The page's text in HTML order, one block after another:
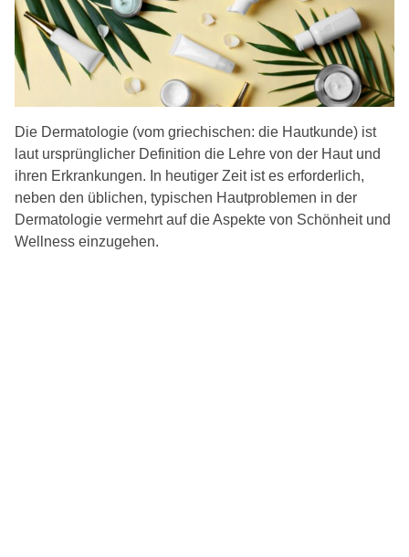
Die Dermatologie (vom griechischen: die Hautkunde) ist
laut ursprünglicher Definition die Lehre von der Haut und
ihren Erkrankungen. In heutiger Zeit ist es erforderlich,
neben den üblichen, typischen Hautproblemen in der
Dermatologie vermehrt auf die Aspekte von Schönheit und
Wellness einzugehen.